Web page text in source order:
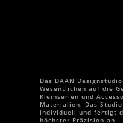
Das DAAN
Wesentlichen auf die
Kleinserien und
Materialien. Das
individuell und fertigt
höchster Präzision an.